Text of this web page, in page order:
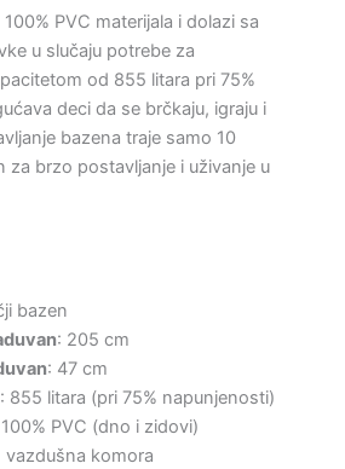
PVC materijala i dolazi sa
u slučaju potrebe za
od 855 litara pri 75%
deci da se brčkaju, igraju i
bazena traje samo 10
za brzo postavljanje i uživanje u
bazen
: 205 cm
: 47 cm
: 855 litara (pri 75% napunjenosti)
PVC (dno i zidovi)
vazdušna komora